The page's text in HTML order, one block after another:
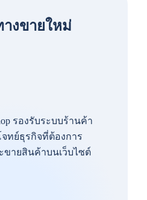
งขายใหม่
รองรับระบบร้านค้า
ทย์ธุรกิจที่ต้องการ
ขายสินค้าบนเว็บไซต์